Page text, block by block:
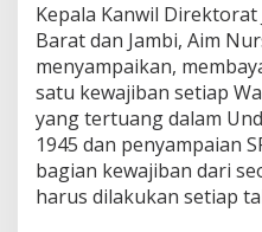
n
a
n
Kepala Kanwil Direktorat
Barat dan Jambi, Aim
menyampaikan,
satu kewajiban setiap
yang tertuang dalam
1945 dan penyampaian
bagian kewajiban dari
harus dilakukan setiap